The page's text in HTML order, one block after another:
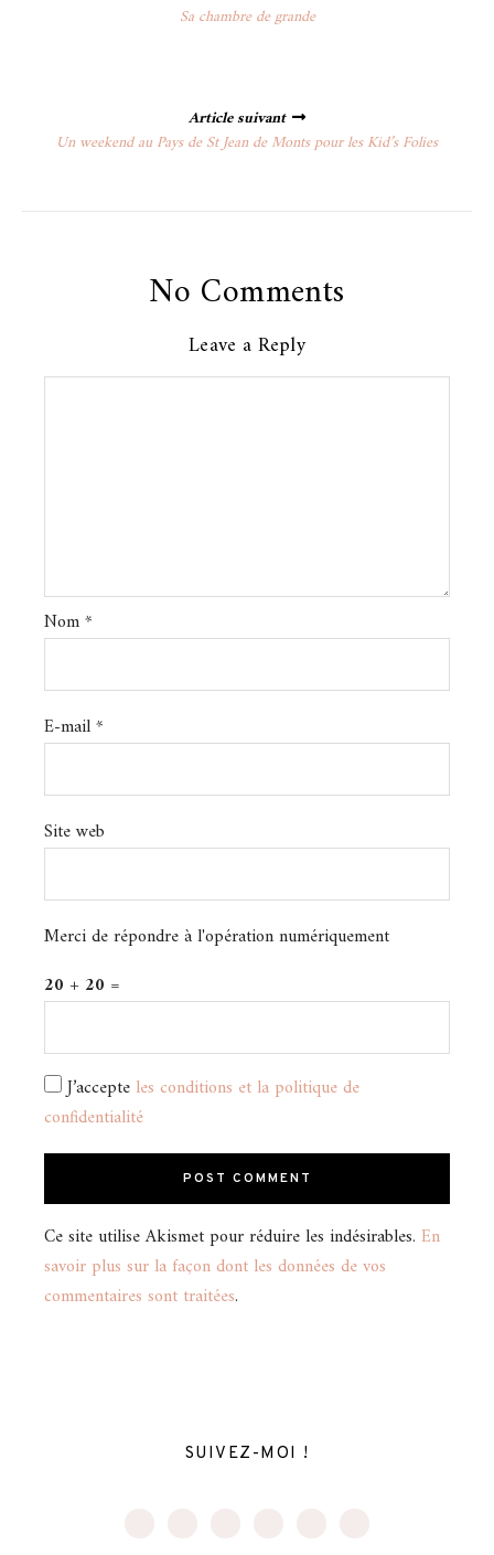
Sa chambre de grande
Article suivant
Un weekend au Pays de St Jean de Monts pour les Kid’s Folies
No Comments
Leave a Reply
Nom*
E-mail*
Site web
Merci de répondre à l'opération numériquement
20 + 20 =
J’accepte les conditions et la politique de
confidentialité
Ce site utilise Akismet pour réduire les indésirables. En
savoir plus sur la façon dont les données de vos
commentaires sont traitées.
SUIVEZ-MOI !